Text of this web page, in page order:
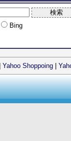
Bing
Yahoo Shoppoing